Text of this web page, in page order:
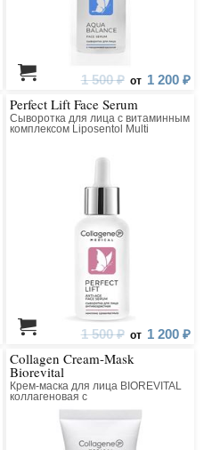
1 500 ₽ от 1 200 ₽
Perfect Lift Face Serum
Сыворотка для лица с витаминным
комплексом Liposentol Multi
1 500 ₽ от 1 200 ₽
Collagen Cream-Mask
Biorevital
Крем-маска для лица BIOREVITAL
коллагеновая с
восстанавливающим комплексом